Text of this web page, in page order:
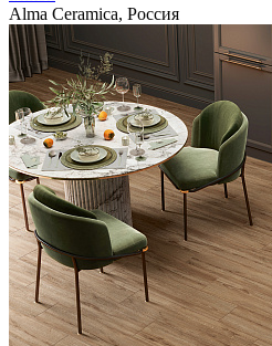
Alma Ceramica, Россия